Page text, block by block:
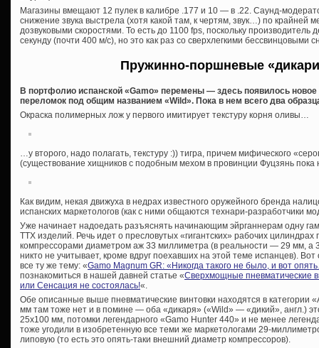
Магазины вмещают 12 пулек в калибре .177 и 10 — в .22. Саунд-
снижение звука выстрела (хотя какой там, к чертям, звук…) по крайней
дозвуковыми скоростями. То есть до 1100 fps, поскольку производитель
секунду (почти 400 м/с), но это как раз со сверхлегкими бессвинцовыми
Пружинно-поршневые
В портфолио испанской «Gamo» перемены — здесь появилось
переломок под общим названием «Wild». Пока в нем всего два
Окраска полимерных лож у первого имитирует текстуру корня оливы…
…у второго, надо полагать, текстуру :)) тигра, причем мифического
(существование хищников с подобным мехом в провинции Фуцзянь
Как видим, некая движуха в недрах известного оружейного бренда
испанских маркетологов (как с ними общаются технари-разработчики
Уже начинает надоедать разъяснять начинающим эйрганнерам одну
ТТХ изделий. Речь идет о пресловутых «гигантских» рабочих
компрессорами диаметром аж 33 миллиметра (в реальности — 29 мм,
никто не учитывает, кроме вдруг поехавших на этой теме испанцев).
все ту же тему: «Gamo Magnum GR: «Никогда такого не было, и вот
познакомиться в нашей давней статье «Сверхмощные пневматические
или Сенсация не состоялась!«.
Обе описанные выше пневматические винтовки находятся в категории
мм там тоже нет и в помине — оба «дикаря» («Wild» — «дикий», англ.)
25х100 мм, потомки легендарного «Gamo Hunter 440» и не менее
тоже угодили в изобретенную все теми же маркетологами 29-
липовую (то есть это опять-таки внешний диаметр компрессоров).